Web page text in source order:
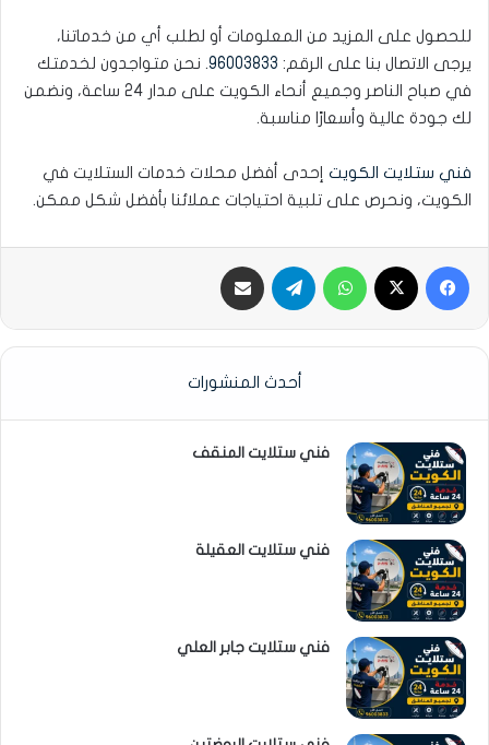
للحصول على المزيد من المعلومات أو لطلب أي من خدماتنا،
يرجى الاتصال بنا على الرقم: 96003833. نحن متواجدون لخدمتك
في صباح الناصر وجميع أنحاء الكويت على مدار 24 ساعة، ونضمن
لك جودة عالية وأسعارًا مناسبة.
فني ستلايت الكويت إحدى أفضل محلات خدمات الستلايت في
الكويت، ونحرص على تلبية احتياجات عملائنا بأفضل شكل ممكن.
فيسبوك واتساب تيلقرام
أحدث المنشورات
فني ستلايت المنقف
فني ستلايت العقيلة
فني ستلايت جابر العلي